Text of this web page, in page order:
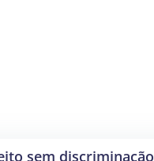
sem discriminação